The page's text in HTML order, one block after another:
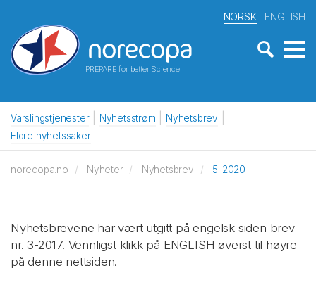
PREPARE for better Science
NORSK ENGLISH
Varslingstjenester Nyhetsstrøm
Nyhetsbrev
Eldre nyhetssaker
norecopa.no Nyheter Nyhetsbrev 5-2020
Nyhetsbrevene har vært utgitt på engelsk siden brev
nr. 3-2017. Vennligst klikk på ENGLISH øverst til høyre
på denne nettsiden.